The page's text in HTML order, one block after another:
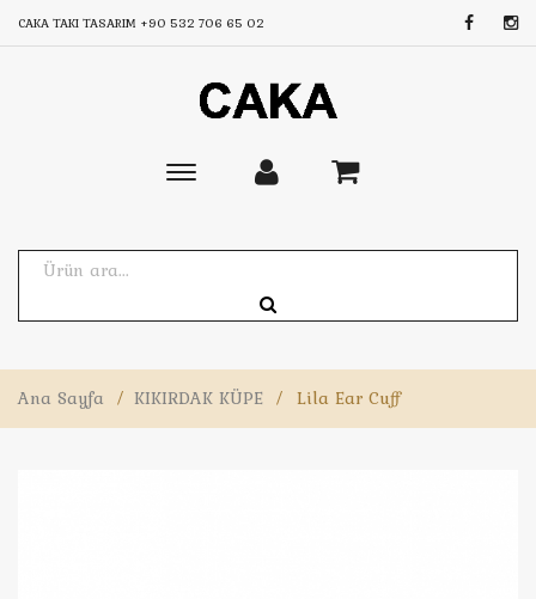
CAKA TAKI TASARIM +90 532 706 65 02
Toggle
Ana Sayfa / KIKIRDAK KÜPE / Lila Ear Cuff